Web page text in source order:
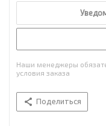
Наши менеджеры
условия заказа
Поделиться